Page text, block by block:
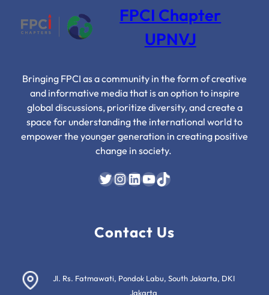
Global
di
Tengah
Hormuz”
FPCI Chapter
UPNVJ
Bringing FPCI as a community in the form of creative
and informative media that is an option to inspire
global discussions, prioritize diversity, and create a
space for understanding the international world to
empower the younger generation in creating positive
change in society.
Twitter InstagramLinkedIn YouTube TikTok
Contact Us
Jl. Rs. Fatmawati, Pondok Labu, South Jakarta, DKI
Jakarta